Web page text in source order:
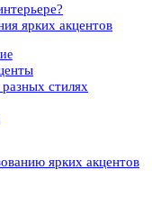
ярких акцентов
стилях
ярких акцентов